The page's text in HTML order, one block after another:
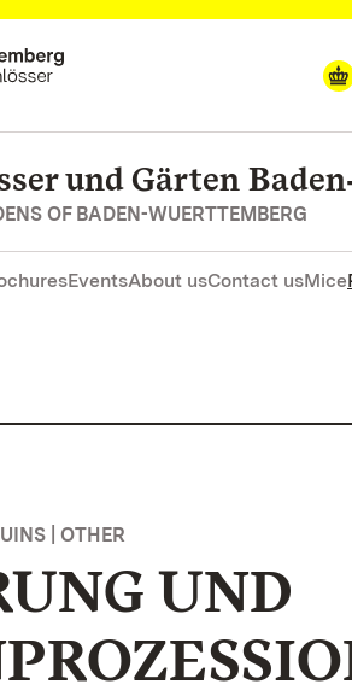
und Gärten
OF BADEN-WUERTTEMBERG
EventsAbout usContact usMice
| OTHER
UND